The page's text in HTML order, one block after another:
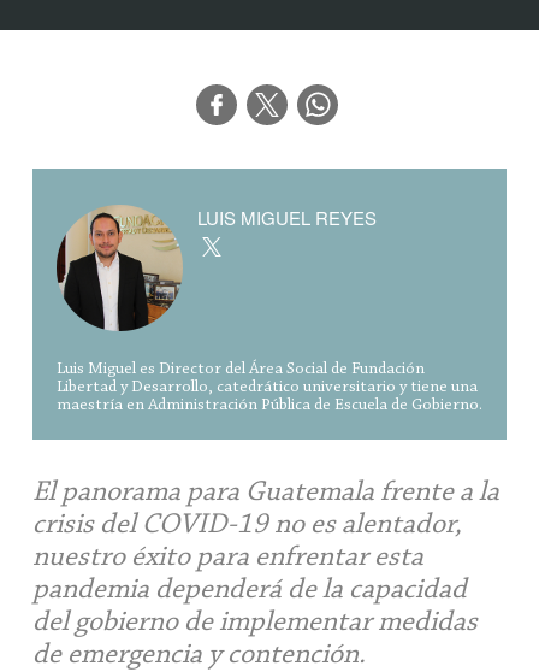
El panorama para Guatemala frente a la
crisis del COVID-19 no es alentador,
nuestro éxito para enfrentar esta
pandemia dependerá de la capacidad
del gobierno de implementar medidas
de emergencia y contención.
LUIS MIGUEL REYES
Luis Miguel es Director del Área Social de Fundación
Libertad y Desarrollo, catedrático universitario y tiene una
maestría en Administración Pública de Escuela de Gobierno.